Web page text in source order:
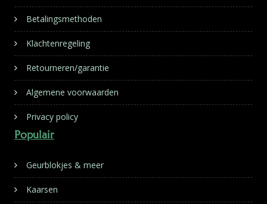
Betalingsmethoden
Klachtenregeling
Retourneren/garantie
Algemene voorwaarden
Privacy policy
Populair
Geurblokjes & meer
Kaarsen